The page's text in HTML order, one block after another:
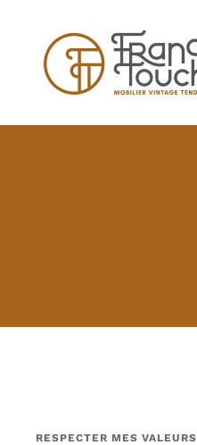
contenu
RESPECTER MES VALEURS